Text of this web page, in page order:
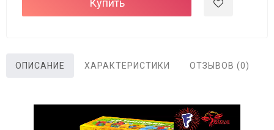
Купить
ОПИСАНИЕ ХАРАКТЕРИСТИКИ ОТЗЫВОВ (0)